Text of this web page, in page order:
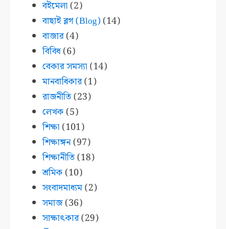
বইমেলা (2)
বাছাই ব্লগ (Blog)(14)
বাজার(4)
বিবিধ(6)
বেকার সমস্যা (14)
মানবাধিকার(1)
রাজনীতি(23)
লেখক(5)
শিক্ষা (101)
শিক্ষাঙ্গন(97)
শিক্ষানীতি(18)
শ্রমিক(10)
সংবাদমাধ্যম(2)
সমাজ(36)
সাক্ষাৎকার(29)